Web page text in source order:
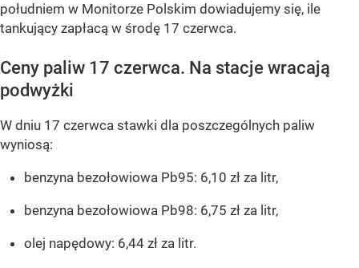
południem w Monitorze Polskim dowiadujemy się, ile
tankujący zapłacą w środę 17 czerwca.
Ceny paliw 17 czerwca. Na stacje wracają
podwyżki
W dniu 17 czerwca stawki dla poszczególnych paliw
wyniosą:
benzyna bezołowiowa Pb95: 6,10 zł za litr,
benzyna bezołowiowa Pb98: 6,75 zł za litr,
olej napędowy: 6,44 zł za litr.